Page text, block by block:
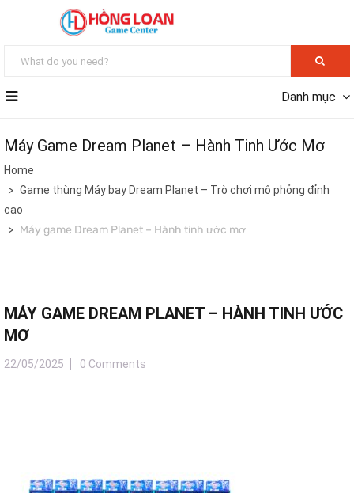
Danh mục
Máy Game Dream Planet – Hành Tinh Ước Mơ
Home
Game thùng Máy bay Dream Planet – Trò chơi mô phỏng đỉnh
cao
Máy game Dream Planet – Hành tinh ước mơ
MÁY GAME DREAM PLANET – HÀNH TINH ƯỚC
MƠ
22/05/2025 0 Comments